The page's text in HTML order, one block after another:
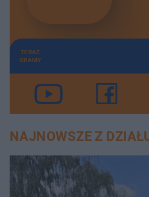
TERAZ
GRAMY
NAJNOWSZE Z